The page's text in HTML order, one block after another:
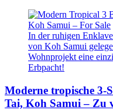
In der ruhigen
von Koh Samui
Wohnprojekt eine
Erbpacht!
Moderne tropische 3-
Tai, Koh Samui – Zu